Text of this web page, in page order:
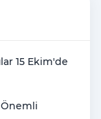
15 Ekim'de